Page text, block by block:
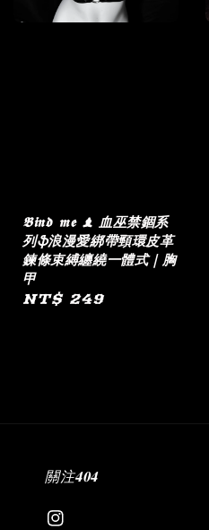
𝕭𝖎𝖓𝖉 𝖒𝖊 ♝ 血巫禁錮系
列ֆ浪漫愛綁帶頸環皮革
鍊條束縛纏繞一體式｜胸
甲
Regular
NT$ 249
關注𝟒𝟎𝟒